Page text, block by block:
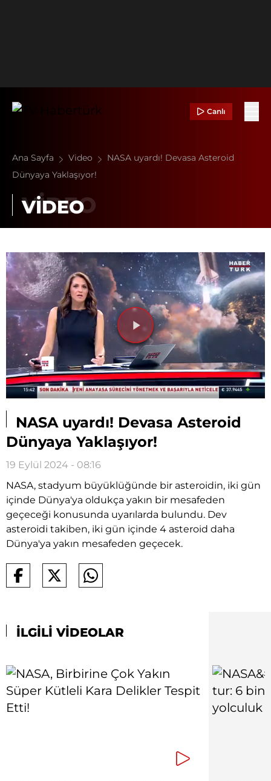
Canlı
Ana Sayfa Video
NASA uyardı! Devasa Asteroid
Dünyaya Yaklaşıyor!
VİDEO
Videoyu
Oynat
NASA uyardı! Devasa Asteroid
Dünyaya Yaklaşıyor!
19 Eylül 2024 - 08:16
NASA, stadyum büyüklüğünde bir asteroidin, iki gün
içinde Dünya'ya oldukça yakın bir mesafeden
geçeceği konusunda uyarılarda bulundu. Dev
asteroidi takiben, iki gün içinde 4 asteroid daha
Dünya'ya yakın mesafeden geçecek.
İLGİLİ VİDEOLAR